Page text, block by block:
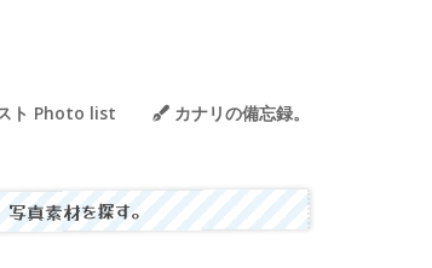
ト Photo list カナリの備忘録。
写真素材を探す。